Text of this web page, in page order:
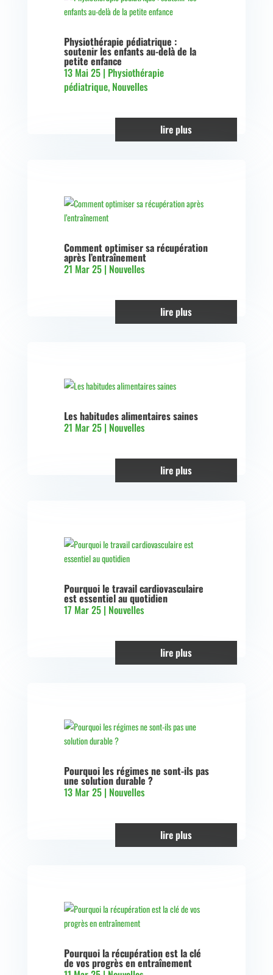
Physiothérapie pédiatrique :
soutenir les enfants au-delà de la
petite enfance
13 Mai 25| Physiothérapie
pédiatrique, Nouvelles
lire plus
Comment optimiser sa récupération
après l’entraînement
21 Mar 25| Nouvelles
lire plus
Les habitudes alimentaires saines
21 Mar 25| Nouvelles
lire plus
Pourquoi le travail cardiovasculaire
est essentiel au quotidien
17 Mar 25| Nouvelles
lire plus
Pourquoi les régimes ne sont-ils pas
une solution durable ?
13 Mar 25| Nouvelles
lire plus
Pourquoi la récupération est la clé
de vos progrès en entraînement